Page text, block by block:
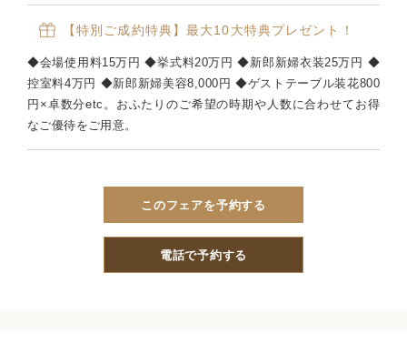
【特別ご成約特典】最大10大特典プレゼント！
◆会場使用料15万円 ◆挙式料20万円 ◆新郎新婦衣装25万円 ◆
控室料4万円 ◆新郎新婦美容8,000円 ◆ゲストテーブル装花800
円×卓数分etc。おふたりのご希望の時期や人数に合わせてお得
なご優待をご用意。
このフェアを予約する
電話で予約する